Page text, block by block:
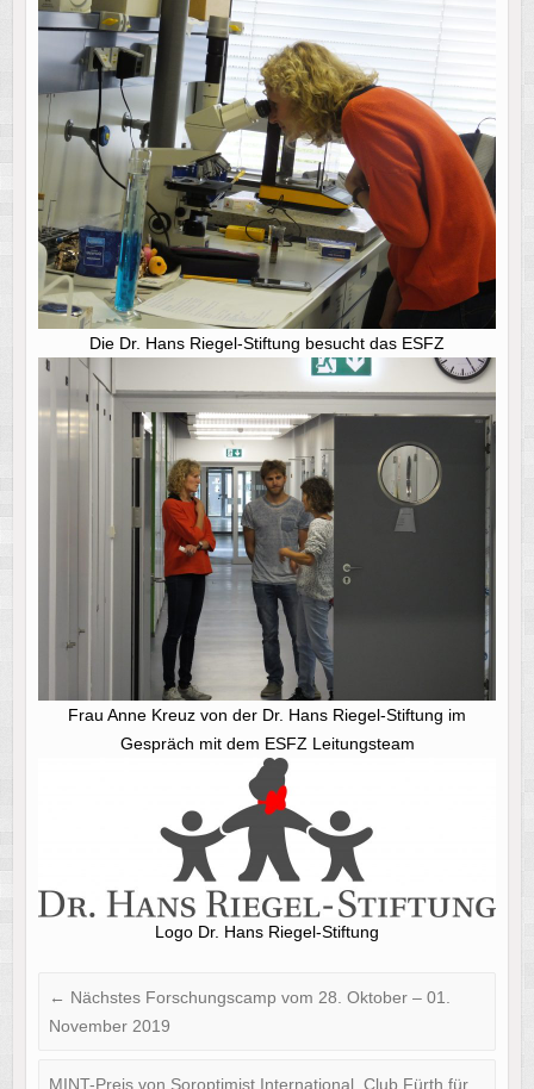
Die Dr. Hans Riegel-Stiftung besucht das ESFZ
Frau Anne Kreuz von der Dr. Hans Riegel-Stiftung im
Gespräch mit dem ESFZ Leitungsteam
Logo Dr. Hans Riegel-Stiftung
← Nächstes Forschungscamp vom 28. Oktober – 01.
November 2019
MINT-Preis von Soroptimist International, Club Fürth für